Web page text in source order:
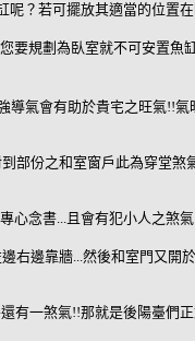
呢？若可擺放其適當的位置在
要規劃為臥室就不可安置魚
導氣會有助於貴宅之旺氣!!氣
部份之和室窗戶此為穿堂
心念書...且會有犯小人之煞
右邊靠牆...然後和室門又
有一煞氣!!那就是後陽臺們